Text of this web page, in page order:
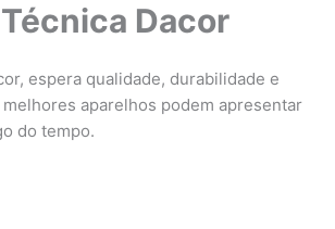
Dacor
espera qualidade, durabilidade e
aparelhos podem apresentar
do tempo.